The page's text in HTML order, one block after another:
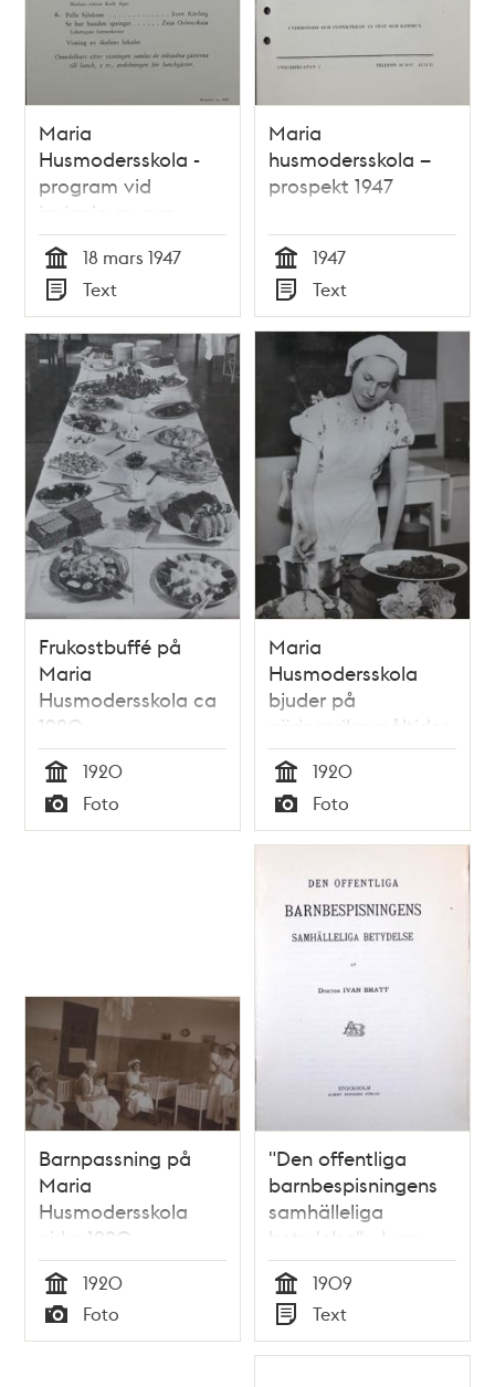
Maria
Husmodersskola -
program vid
invignig av nya
lokaler 1947
Tid
18 mars 1947
Typ
Text
Maria
husmodersskola –
prospekt 1947
Tid
1947
Typ
Text
Frukostbuffé på
Maria
Husmodersskola ca
1920
Tid
1920
Typ
Foto
Maria
Husmodersskola
bjuder på
näringsrika måltider
cirka 1920
Tid
1920
Typ
Foto
Barnpassning på
Maria
Husmodersskola
cirka 1920
Tid
1920
Typ
Foto
"Den offentliga
barnbespisningens
samhälleliga
betydelse" - Ivan
Bratt 1909
Tid
1909
Typ
Text